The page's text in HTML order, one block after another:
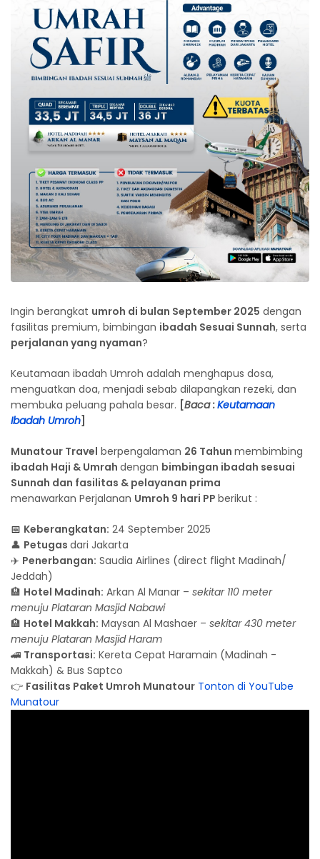
Ingin berangkat umroh di bulan September 2025 dengan
fasilitas premium, bimbingan ibadah Sesuai Sunnah, serta
perjalanan yang nyaman?
Keutamaan ibadah Umroh adalah menghapus dosa,
menguatkan doa, menjadi sebab dilapangkan rezeki, dan
membuka peluang pahala besar. [Baca :Keutamaan
Ibadah Umroh]
Munatour Travel berpengalaman 26 Tahun membimbing
ibadah Haji & Umrah dengan bimbingan ibadah sesuai
Sunnah dan fasilitas & pelayanan prima
menawarkan Perjalanan Umroh 9 hari PP berikut :
📅 Keberangkatan: 24 September 2025
👤 Petugas dari Jakarta
✈️ Penerbangan: Saudia Airlines (direct flight Madinah/
Jeddah)
🏨 Hotel Madinah: Arkan Al Manar – sekitar 110 meter
menuju Plataran Masjid Nabawi
🏨 Hotel Makkah: Maysan Al Mashaer – sekitar 430 meter
menuju Plataran Masjid Haram
🚄 Transportasi: Kereta Cepat Haramain (Madinah -
Makkah) & Bus Saptco
👉 Fasilitas Paket Umroh Munatour Tonton di YouTube
Munatour